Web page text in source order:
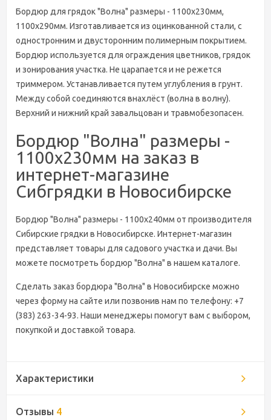
Бордюр для грядок "Волна" размеры - 1100х230мм,
1100х290мм. Изготавливается из оцинкованной стали, с
одностронним и двусторонним полимерным покрытием.
Бордюр используется для ограждения цветников, грядок
и зонирования участка. Не царапается и не режется
триммером. Устанавливается путем углубления в грунт.
Между собой соединяются внахлёст (волна в волну).
Верхний и нижний край завальцован и травмобезопасен.
Бордюр "Волна" размеры -
1100х230мм на заказ в
интернет-магазине
Сибгрядки в Новосибирске
Бордюр "Волна" размеры - 1100х240мм от производителя
Сибирские грядки в Новосибирске. Интернет-магазин
представляет товары для садового участка и дачи. Вы
можете посмотреть бордюр "Волна" в нашем каталоге.
Сделать заказ бордюра "Волна" в Новосибирске можно
через форму на сайте или позвонив нам по телефону: +7
(383) 263-34-93. Наши менеджеры помогут вам с выбором,
покупкой и доставкой товара.
Характеристики
Отзывы 4